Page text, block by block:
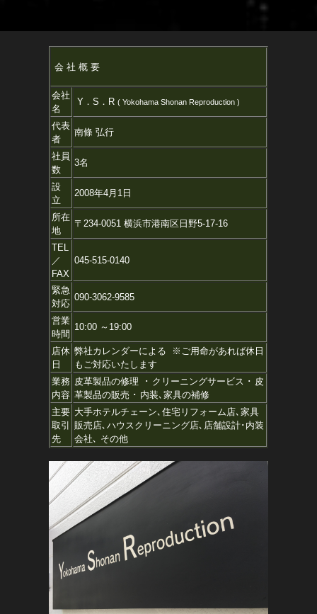
会 社 概 要
会社
名
Y．S．R ( Yokohama Shonan Reproduction )
代表
者
南條 弘行
社員
数
3名
設
立
2008年4月1日
所在
地
〒234-0051 横浜市港南区日野5-17-16
TEL
／
FAX
045-515-0140
緊急
対応
090-3062-9585
営業
時間
10:00 ～19:00
店休
日
弊社カレンダーによる ※ご用命があれば休日
もご対応いたします
業務
内容
皮革製品の修理 ･ クリーニングサービス ･ 皮
革製品の販売 ･ 内装､家具の補修
主要
取引
先
大手ホテルチェーン､住宅リフォーム店､家具
販売店､ハウスクリーニング店､店舗設計･内装
会社､ その他